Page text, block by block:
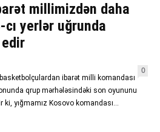
millimizdən daha
yerlər uğrunda
0
ibarət milli komandası
qrup mərhələsindəki son oyununu
ki, yığmamız Kosovo komandası...